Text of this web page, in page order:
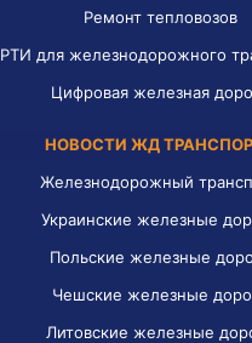
Ремонт тепловозов
РТИ для железнодорожного
Цифровая железная
НОВОСТИ ЖД
Железнодорожный
Украинские железные
Польские железные
Чешские железные
Литовские железные